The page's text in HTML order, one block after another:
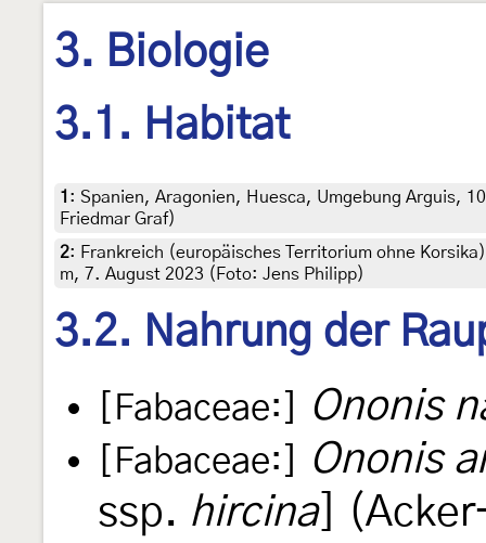
3. Biologie
3.1. Habitat
1 : Spanien, Aragonien, Huesca, Umgebung Arguis,
Friedmar Graf)
2: Frankreich (europäisches Territorium ohne
m, 7. August 2023 (Foto: Jens Philipp)
3.2. Nahrung der
[Fabaceae:] Ononis
[Fabaceae:]
Ononis
ssp. hircina]